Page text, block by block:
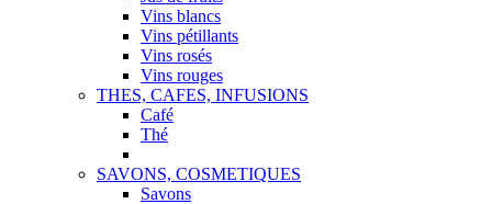
Vins blancs
Vins pétillants
Vins rosés
Vins rouges
THES, CAFES, INFUSIONS
Café
Thé
SAVONS, COSMETIQUES
Savons